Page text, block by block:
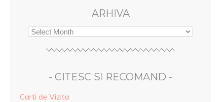
ARHIVA
- CITESC SI RECOMAND -
Carti de Vizita